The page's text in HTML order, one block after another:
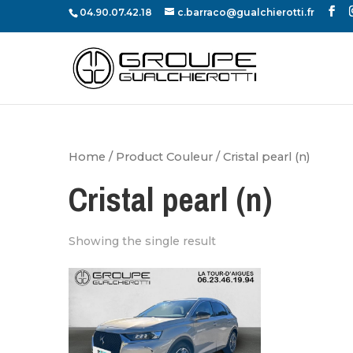
04.90.07.42.18 c.barraco@gualchierotti.fr
Home / Product Couleur / Cristal pearl (n)
Cristal pearl (n)
Showing the single result